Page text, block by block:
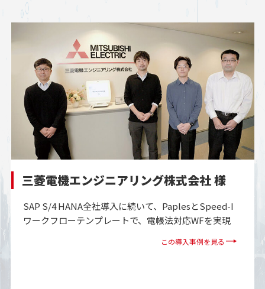
三菱電機エンジニアリング株式会社 様
SAP S/4 HANA全社導入に続いて、PaplesとSpeed-I
ワークフローテンプレートで、電帳法対応WFを実現
この導入事例を見る